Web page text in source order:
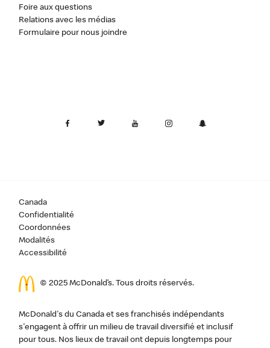
Foire aux questions
Relations avec les médias
Formulaire pour nous joindre
Canada
Confidentialité
Coordonnées
Modalités
Accessibilité
© 2025 McDonald’s. Tous droits réservés.
McDonald's du Canada et ses franchisés indépendants
s'engagent à offrir un milieu de travail diversifié et inclusif
pour tous. Nos lieux de travail ont depuis longtemps pour